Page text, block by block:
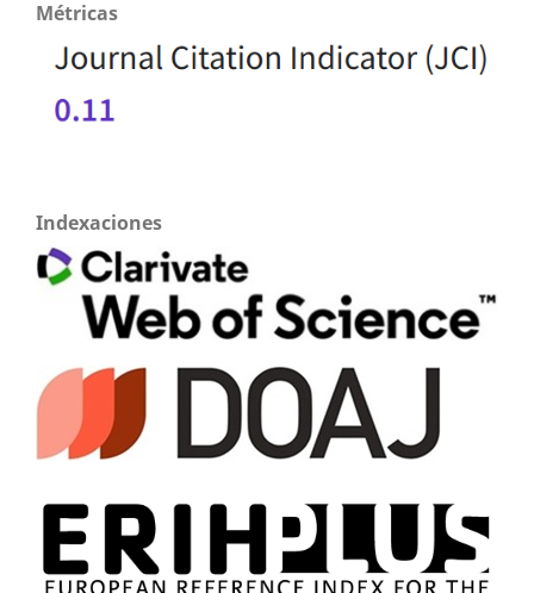
Métricas
Indexaciones